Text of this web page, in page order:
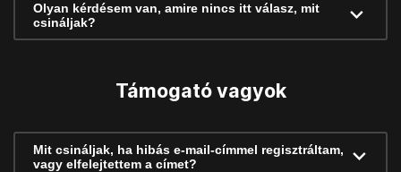
Olyan kérdésem van, amire nincs itt válasz, mit
csináljak?
Támogató vagyok
Mit csináljak, ha hibás e-mail-címmel regisztráltam,
vagy elfelejtettem a címet?